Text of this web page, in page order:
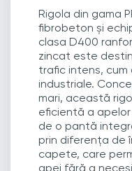
Rigola din gama
fibrobeton și
clasa D400
zincat este
trafic intens, cum
industriale.
mari, această
eficientă a apelor
de o pantă
prin diferența de
capete, care
apei fără a